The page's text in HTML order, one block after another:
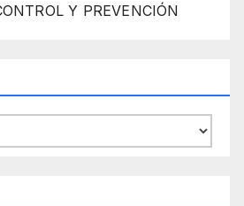
Y PREVENCIÓN